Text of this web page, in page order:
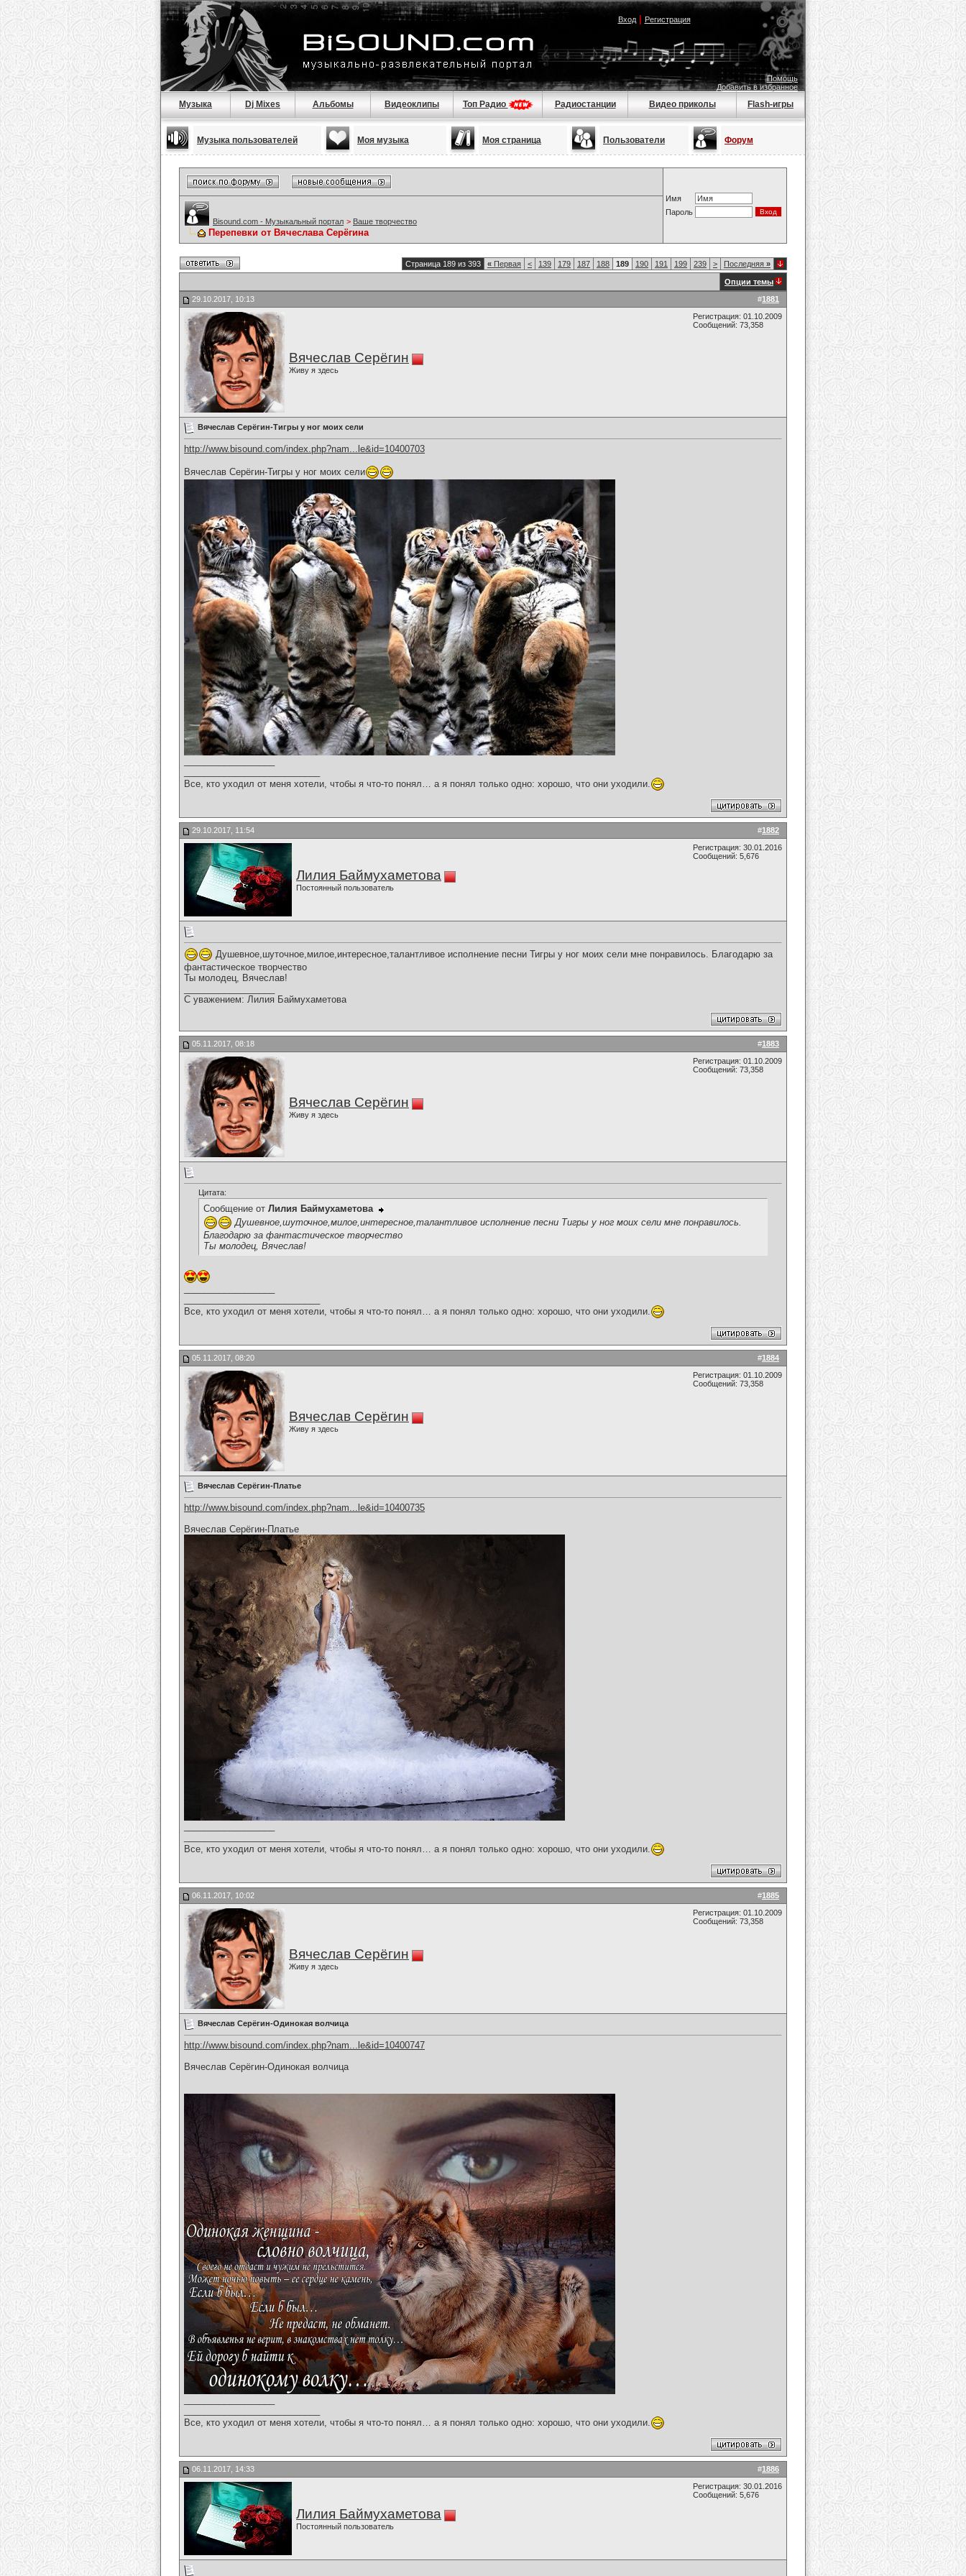
Вход| Регистрация
Помощь
Добавить в избранное
Музыка Dj Mixes Альбомы Видеоклипы Топ Радио Радиостанции Видео приколы Flash-игры
Музыка пользователей Моя музыка Моя страница Пользователи Форум
Имя
Пароль
Bisound.com - Музыкальный портал > Ваше творчество
Перепевки от Вячеслава Серёгина
Страница 189 из 393 « Первая < 139 179 187 188 189 190 191 199 239 > Последняя »
Опции темы
#1881
29.10.2017, 10:13
Вячеслав Серёгин
Живу я здесь
Регистрация: 01.10.2009
Сообщений: 73,358
Вячеслав Серёгин-Тигры у ног моих сели
http://www.bisound.com/index.php?nam...le&id=10400703
Вячеслав Серёгин-Тигры у ног моих сели
Все, кто уходил от меня хотели, чтобы я что-то понял… а я понял только одно: хорошо, что они уходили.
#1882
29.10.2017, 11:54
Лилия Баймухаметова
Постоянный пользователь
Регистрация: 30.01.2016
Сообщений: 5,676
Душевное,шуточное,милое,интересное,талантливое исполнение песни Тигры у ног моих сели мне понравилось. Благодарю за
фантастическое творчество
Ты молодец, Вячеслав!
С уважением: Лилия Баймухаметова
#1883
05.11.2017, 08:18
Вячеслав Серёгин
Живу я здесь
Регистрация: 01.10.2009
Сообщений: 73,358
Цитата:
Сообщение от Лилия Баймухаметова
Душевное,шуточное,милое,интересное,талантливое исполнение песни Тигры у ног моих сели мне понравилось.
Благодарю за фантастическое творчество
Ты молодец, Вячеслав!
Все, кто уходил от меня хотели, чтобы я что-то понял… а я понял только одно: хорошо, что они уходили.
#1884
05.11.2017, 08:20
Вячеслав Серёгин
Живу я здесь
Регистрация: 01.10.2009
Сообщений: 73,358
Вячеслав Серёгин-Платье
http://www.bisound.com/index.php?nam...le&id=10400735
Вячеслав Серёгин-Платье
Все, кто уходил от меня хотели, чтобы я что-то понял… а я понял только одно: хорошо, что они уходили.
#1885
06.11.2017, 10:02
Вячеслав Серёгин
Живу я здесь
Регистрация: 01.10.2009
Сообщений: 73,358
Вячеслав Серёгин-Одинокая волчица
http://www.bisound.com/index.php?nam...le&id=10400747
Вячеслав Серёгин-Одинокая волчица
Все, кто уходил от меня хотели, чтобы я что-то понял… а я понял только одно: хорошо, что они уходили.
#1886
06.11.2017, 14:33
Лилия Баймухаметова
Постоянный пользователь
Регистрация: 30.01.2016
Сообщений: 5,676